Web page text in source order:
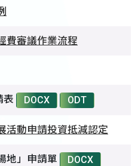
費審議作業流程
表 DOCX ODT
活動申請投資抵減認定
地」申請單
DOCX